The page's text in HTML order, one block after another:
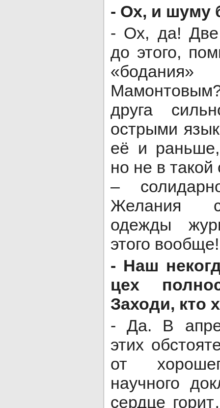
- Ох, и шуму
- Ох, да!
до этого,
друга
острыми
её и
но не в такой
–
Желания
одежды
этого вообще!
- Наш
цех
Заходи, кто
- Да. В
этих
от
научного
сердце